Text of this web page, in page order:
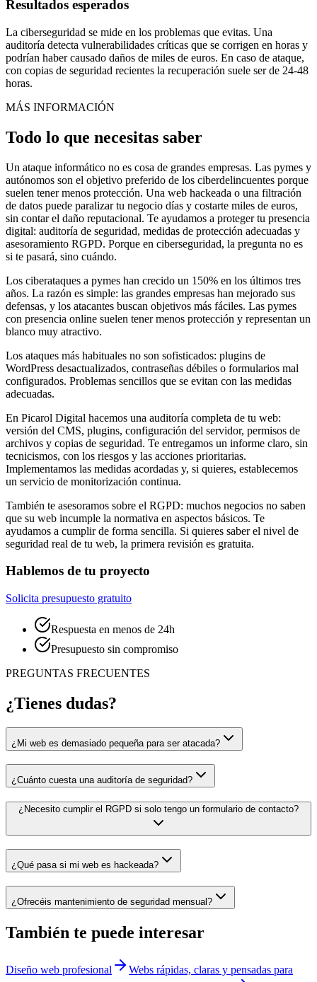
Resultados esperados
La ciberseguridad se mide en los problemas que evitas. Una
auditoría detecta vulnerabilidades críticas que se corrigen en horas y
podrían haber causado daños de miles de euros. En caso de ataque,
con copias de seguridad recientes la recuperación suele ser de 24-48
horas.
MÁS INFORMACIÓN
Todo lo que necesitas saber
Un ataque informático no es cosa de grandes empresas. Las pymes y
autónomos son el objetivo preferido de los ciberdelincuentes porque
suelen tener menos protección. Una web hackeada o una filtración
de datos puede paralizar tu negocio días y costarte miles de euros,
sin contar el daño reputacional. Te ayudamos a proteger tu presencia
digital: auditoría de seguridad, medidas de protección adecuadas y
asesoramiento RGPD. Porque en ciberseguridad, la pregunta no es
si te pasará, sino cuándo.
Los ciberataques a pymes han crecido un 150% en los últimos tres
años. La razón es simple: las grandes empresas han mejorado sus
defensas, y los atacantes buscan objetivos más fáciles. Las pymes
con presencia online suelen tener menos protección y representan un
blanco muy atractivo.
Los ataques más habituales no son sofisticados: plugins de
WordPress desactualizados, contraseñas débiles o formularios mal
configurados. Problemas sencillos que se evitan con las medidas
adecuadas.
En Picarol Digital hacemos una auditoría completa de tu web:
versión del CMS, plugins, configuración del servidor, permisos de
archivos y copias de seguridad. Te entregamos un informe claro, sin
tecnicismos, con los riesgos y las acciones prioritarias.
Implementamos las medidas acordadas y, si quieres, establecemos
un servicio de monitorización continua.
También te asesoramos sobre el RGPD: muchos negocios no saben
que su web incumple la normativa en aspectos básicos. Te
ayudamos a cumplir de forma sencilla. Si quieres saber el nivel de
seguridad real de tu web, la primera revisión es gratuita.
Hablemos de tu proyecto
Solicita presupuesto gratuito
Respuesta en menos de 24h
Presupuesto sin compromiso
PREGUNTAS FRECUENTES
¿Tienes dudas?
¿Mi web es demasiado pequeña para ser atacada?
¿Cuánto cuesta una auditoría de seguridad?
¿Necesito cumplir el RGPD si solo tengo un formulario de contacto?
¿Qué pasa si mi web es hackeada?
¿Ofrecéis mantenimiento de seguridad mensual?
También te puede interesar
Diseño web profesional
Webs rápidas, claras y pensadas para